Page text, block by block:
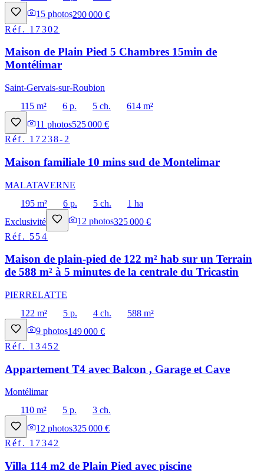
15 photos290 000 €
Réf. 17302
Maison de Plain Pied 5 Chambres 15min de
Montélimar
Saint-Gervais-sur-Roubion
115 m²
6 p. 5 ch.
614 m²
11 photos525 000 €
Réf. 17238-2
Maison familiale 10 mins sud de Montelimar
MALATAVERNE
195 m²
6 p. 5 ch.
1 ha
Exclusivité
12 photos325 000 €
Réf. 554
Maison de plain-pied de 122 m² hab sur un Terrain
de 588 m² à 5 minutes de la centrale du Tricastin
PIERRELATTE
122 m²
5 p. 4 ch.
588 m²
9 photos149 000 €
Réf. 13452
Appartement T4 avec Balcon , Garage et Cave
Montélimar
110 m²
5 p.
3 ch.
12 photos325 000 €
Réf. 17342
Villa 114 m2 de Plain Pied avec piscine